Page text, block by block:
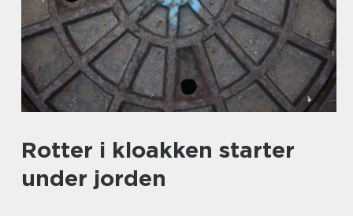
Rotter i kloakken starter
under jorden